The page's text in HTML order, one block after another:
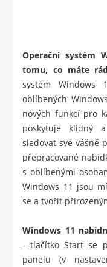
Operační systém
tomu, co máte
systém
oblíbených
nových funkcí pro
poskytuje klidný
sledovat své vášně
přepracované
s oblíbenými
Windows 11 jsou
se a tvořit
Windows 11
- tlačítko Start se
panelu (v